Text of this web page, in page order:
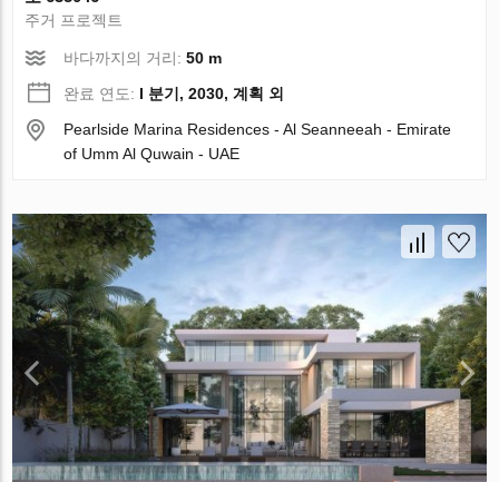
주거 프로젝트
바다까지의 거리:50 m
완료 연도: I 분기, 2030, 계획 외
Pearlside Marina Residences - Al Seanneeah - Emirate
of Umm Al Quwain - UAE